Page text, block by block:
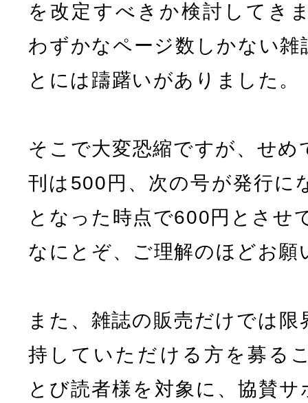
を改定すべきか検討してき
わずかなページ数しかない
とには躊躇いがありました。
そこで大変恐縮ですが、せ
刊は500円、次の号が発行に
となった時点で600円とさせ
なにとぞ、ご理解のほどお願
また、雑誌の販売だけでは
持していただける方を募る
とび読者様を対象に、協賛